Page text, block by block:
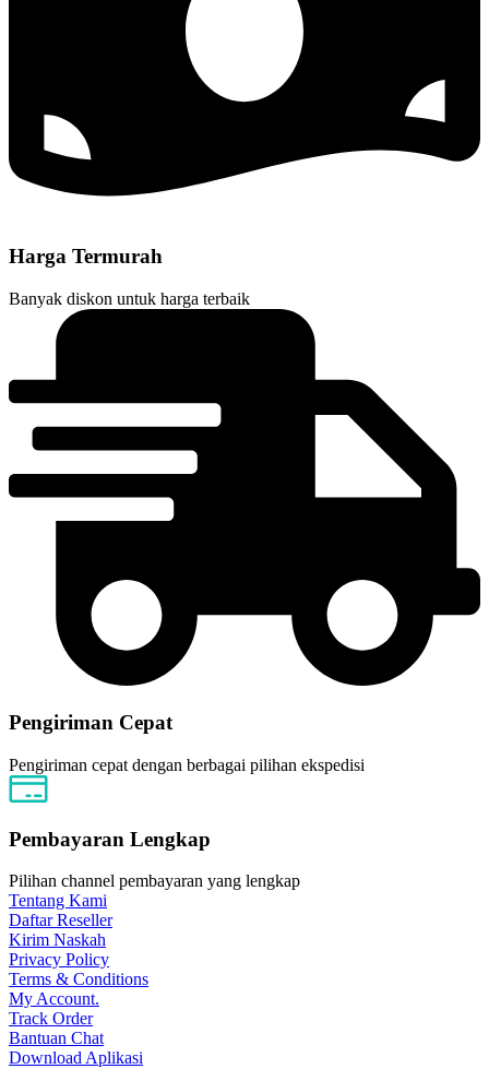
Harga Termurah
Banyak diskon untuk harga terbaik
Pengiriman Cepat
Pengiriman cepat dengan berbagai pilihan ekspedisi
Pembayaran Lengkap
Pilihan channel pembayaran yang lengkap
Tentang Kami
Daftar Reseller
Kirim Naskah
Privacy Policy
Terms & Conditions
My Account.
Track Order
Bantuan Chat
Download Aplikasi